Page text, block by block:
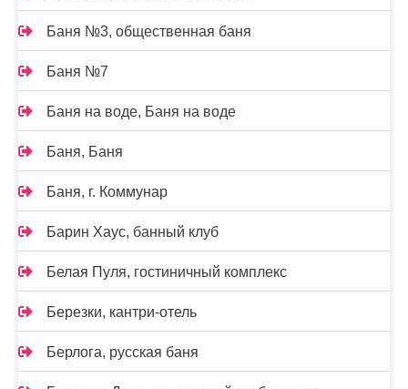
Баня №3, общественная баня
Баня №7
Баня на воде, Баня на воде
Баня, Баня
Баня, г. Коммунар
Барин Хаус, банный клуб
Белая Пуля, гостиничный комплекс
Березки, кантри-отель
Берлога, русская баня